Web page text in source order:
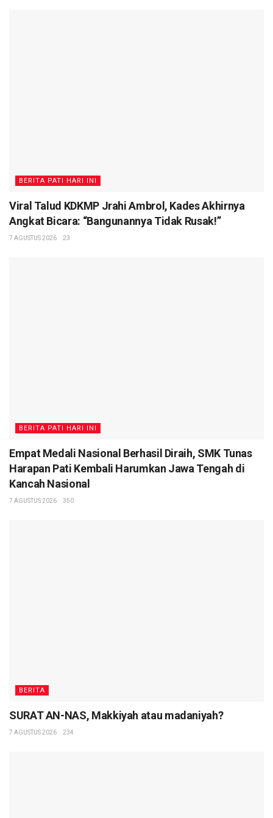
BERITA PATI HARI INI
Viral Talud KDKMP Jrahi Ambrol, Kades Akhirnya
Angkat Bicara: “Bangunannya Tidak Rusak!”
7 AGUSTUS 2026 23
BERITA PATI HARI INI
Empat Medali Nasional Berhasil Diraih, SMK Tunas
Harapan Pati Kembali Harumkan Jawa Tengah di
Kancah Nasional
7 AGUSTUS 2026 350
BERITA
SURAT AN-NAS, Makkiyah atau madaniyah?
7 AGUSTUS 2026 234